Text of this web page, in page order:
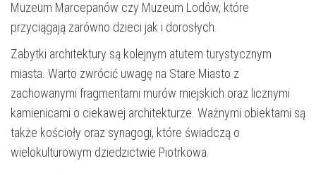
Muzeum Marcepanów czy Muzeum Lodów, które
przyciągają zarówno dzieci jak i dorosłych.
Zabytki architektury są kolejnym atutem turystycznym
miasta. Warto zwrócić uwagę na Stare Miasto z
zachowanymi fragmentami murów miejskich oraz licznymi
kamienicami o ciekawej architekturze. Ważnymi obiektami są
także kościoły oraz synagogi, które świadczą o
wielokulturowym dziedzictwie Piotrkowa.